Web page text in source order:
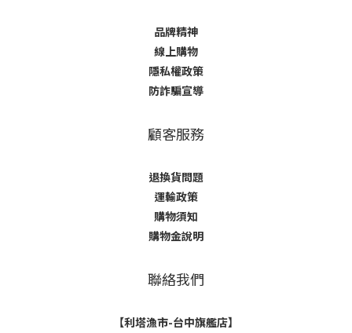
品牌精神
線上購物
隱私權政策
防詐騙宣導
顧客服務
退換貨問題
運輸政策
購物須知
購物金說明
聯絡我們
【利塔漁市-台中旗艦店】